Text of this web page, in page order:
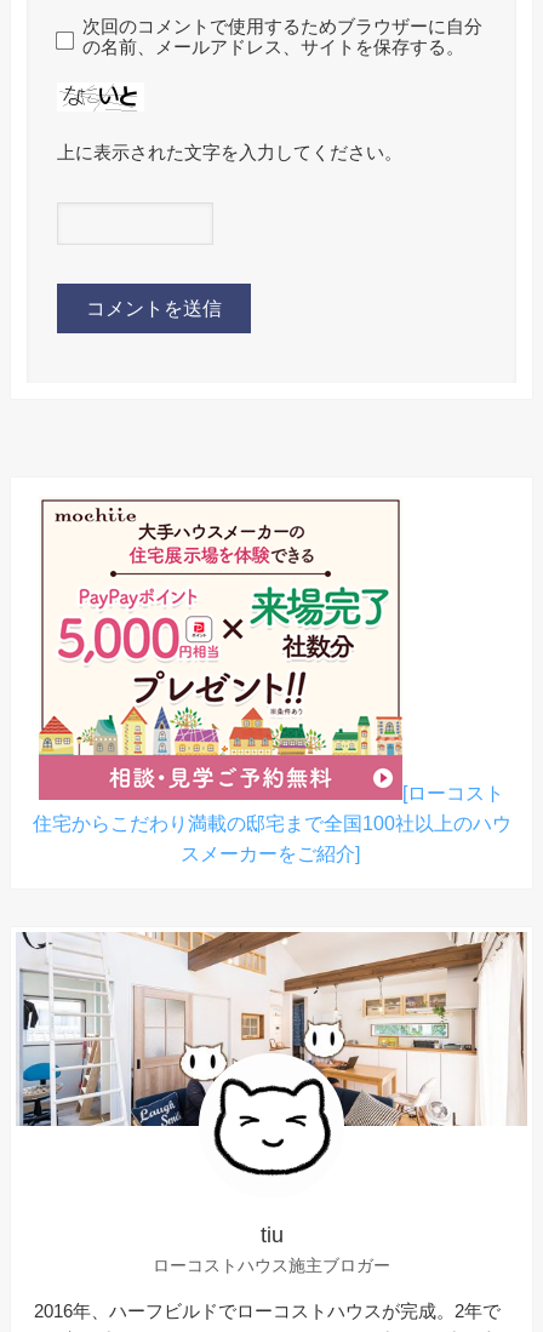
次回のコメントで使用するためブラウザーに自分
の名前、メールアドレス、サイトを保存する。
上に表示された文字を入力してください。
[ローコスト
住宅からこだわり満載の邸宅まで全国100社以上のハウ
スメーカーをご紹介]
tiu
ローコストハウス施主ブロガー
2016年、ハーフビルドでローコストハウスが完成。2年で